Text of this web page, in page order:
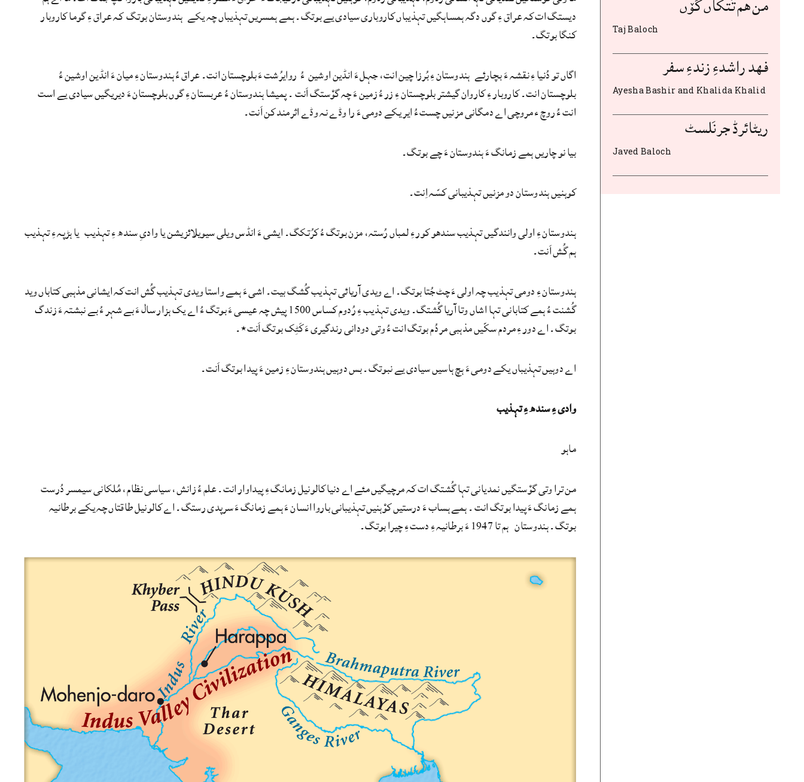
دیستگ ات کہ عراق ءِ گوں دگہ ہمساہگیں تہذیباں کاروباری سیادی یے بوتگ۔ ہمے ہمسریں تہذیباں چہ یکے ہندوستان بوتگ کہ عراق ءِ گوما کاروبار
کنگا بوتگ۔
اگاں تو دُنیا ءِ نقشہ ءَ بچارئے ہندوستان ءِ بُرزا چین انت، جہل ءَ انڈین اوشین ءُ روایرُشت ءَ بلوچستان انت۔ عراق ءُ ہندوستان ءِ میان ءَ انڈین اوشین ءُ
بلوچستان انت۔ کاروبار ءِ کاروان گیشتر بلوچستان ءِ زر ءُ زمین ءَ چہ گوْستگ اَنت ۔ پمیشا ہندوستان ءُ عربستان ءِ گوں بلوچستان ءَ دیریگیں سیادی یے است
انت ءُ روچ ء مروچی اے دمگانی مزنیں چست ءُ ایر یکے دومی ءَ را وڈے نہ وڈے اثرمند کن اَنت۔
بیا نو چاریں ہمے زمانگ ءَ ہندوستان ءَ چے بوتگ۔
کوہنیں ہندوستان دو مزنیں تہذیبانی کسّہ اِنت۔
ہندوستان ءِ اولی وانندگیں تہذیب سندھو کور ءِ لمباں رُستہ، مزن بوتگ ءُ کرُتکگ۔ ایشی ءَ انڈس ویلی سیویلائزیشن یا وادیِ سندھ ءِ تہذیب یا ہڑپہ ءِ تہذیب
ہم گُش اَنت۔
ہندوستان ءِ دومی تہذیب چہ اولی ءَ چٹ جُتا بوتگ۔ اے ویدی آریائی تہذیب گُشگ بیت۔ اشی ءَ ہمے واستا ویدی تہذیب گُش انت کہ ایشانی مذہبی کتاباں وید
گُشنت ءُ ہمے کتابانی تہا اشاں وتا آریا گُشتگ۔ ویدی تہذیب ءِ رُدوم کساس 1500 پیش چہ عیسی ءَ بوتگ ءُ اے یک ہزار سال ءَ بے شہر ءُ بے نبشتہ ءَ زندگ
بوتگ۔ اے دور ءِ مردم سکّیں مذہبی مردُم بوتگ انت ءُ وتی دودانی رندگیری ءَ کَٹِک بوتگ اَنت٭۔
اے دوہیں تہذیباں یکے دومی ءَ ہچ ہاسیں سیادی یے نبوتگ۔ بس دوہیں ہندوستان ءِ زمین ءَ پیدا بوتگ اَنت۔
وادی ءِ سندھ ءِ تہذیب
ماہو
من ترا وتی گوْستگیں نمدیانی تہا گُشتگ ات کہ مرچیگیں مئے اے دنیا کالونیل زمانگ ءِ پیداوار انت۔ علم ءُ زانش، سیاسی نظام، مُلکانی سیمسر دُرست
ہمے زمانگ ءَ پیدا بوتگ انت ۔ ہمے ہساب ءَ درستیں کوْہنیں تہذیبانی باروا انسان ءَ ہمے زمانگ ءَ سرپدی رستگ۔ اے کالونیل طاقتاں چہ یکے برطانیہ
بوتگ۔ ہندوستان ہم تا 1947 ءَ برطانیہ ءِ دست ءِ چیرا بوتگ۔
Taj Baloch
فهد راشدءِ زندءِ سفر
Ayesha Bashir and Khalida Khalid
ریٹائرڈ جرنَلسٹ
Javed Baloch